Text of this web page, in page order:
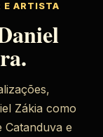
E ARTISTA
Zákia como
e